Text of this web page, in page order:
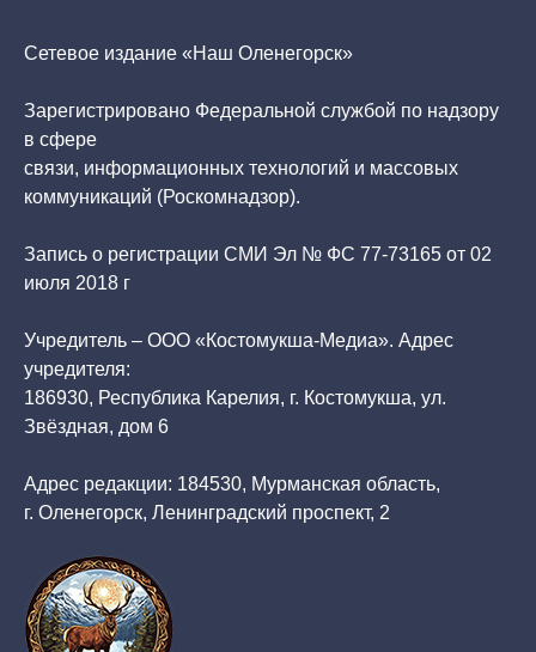
Сетевое издание «Наш Оленегорск»
Зарегистрировано Федеральной службой по надзору
в сфере
связи, информационных технологий и массовых
коммуникаций (Роскомнадзор).
Запись о регистрации СМИ Эл № ФС 77-73165 от 02
июля 2018 г
Учредитель – ООО «Костомукша-Медиа». Адрес
учредителя:
186930, Республика Карелия, г. Костомукша, ул.
Звёздная, дом 6
Адрес редакции: 184530, Мурманская область,
г. Оленегорск, Ленинградский проспект, 2